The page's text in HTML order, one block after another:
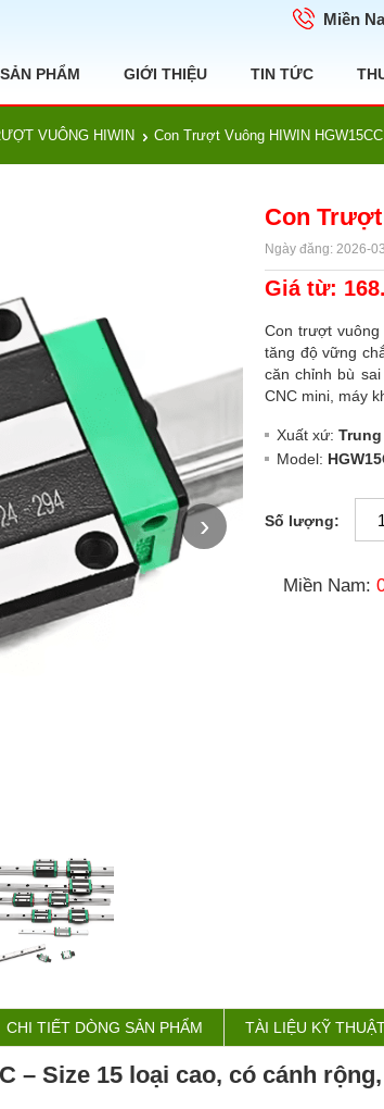
Miền
SẢN PHẨM GIỚI THIỆU TIN TỨC
VUÔNG HIWIN Con Trượt Vuông HIWIN HGW15CC
›
Con Trượt
Ngày đăng: 2026-
Giá
Con trượt vuông
tăng độ vững
căn chỉnh bù
CNC mini, máy
Xuất xứ:
Model:
Số lượng:
Miền Nam:
CHI TIẾT DÒNG SẢN PHẨM TÀI LIỆU KỸ
– Size 15 loại cao, có cánh